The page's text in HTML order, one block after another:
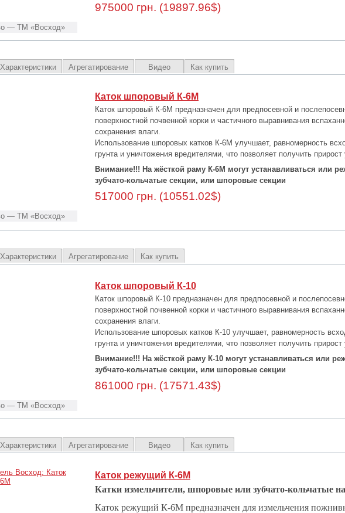
975000 грн. (19897.96$)
— ТМ «Восход»
Характеристики Агрегатирование Видео Как купить
Каток шпоровый К-6М
Каток шпоровый К-6М предназначен для предпосевной и
поверхностной почвенной корки и частичного выравнивания
сохранения влаги.
Использование шпоровых катков К-6М улучшает, равномерность
грунта и уничтожения вредителями, что позволяет получить прирост
Внимание!!! На жёсткой раму К-6М могут устанавливаться или
зубчато-кольчатые секции, или шпоровые секции
517000 грн. (10551.02$)
— ТМ «Восход»
Характеристики Агрегатирование Как купить
Каток шпоровый К-10
Каток шпоровый К-10 предназначен для предпосевной и
поверхностной почвенной корки и частичного выравнивания
сохранения влаги.
Использование шпоровых катков К-10 улучшает, равномерность
грунта и уничтожения вредителями, что позволяет получить прирост
Внимание!!! На жёсткой раму К-10 могут устанавливаться или
зубчато-кольчатые секции, или шпоровые секции
861000 грн. (17571.43$)
— ТМ «Восход»
Характеристики Агрегатирование Видео Как купить
Каток режущий К-6М
Катки измельчители, шпоровые или зубчато-кольчатые
Каток режущий К-6М предназначен для измельчения